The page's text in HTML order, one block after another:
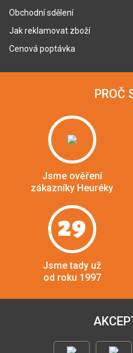
Obchodní sdělení
Jak reklamovat zboží
Cenová poptávka
PROČ
Jsme ověření
zákazníky Heuréky
29
Jsme tady už
od roku 1997